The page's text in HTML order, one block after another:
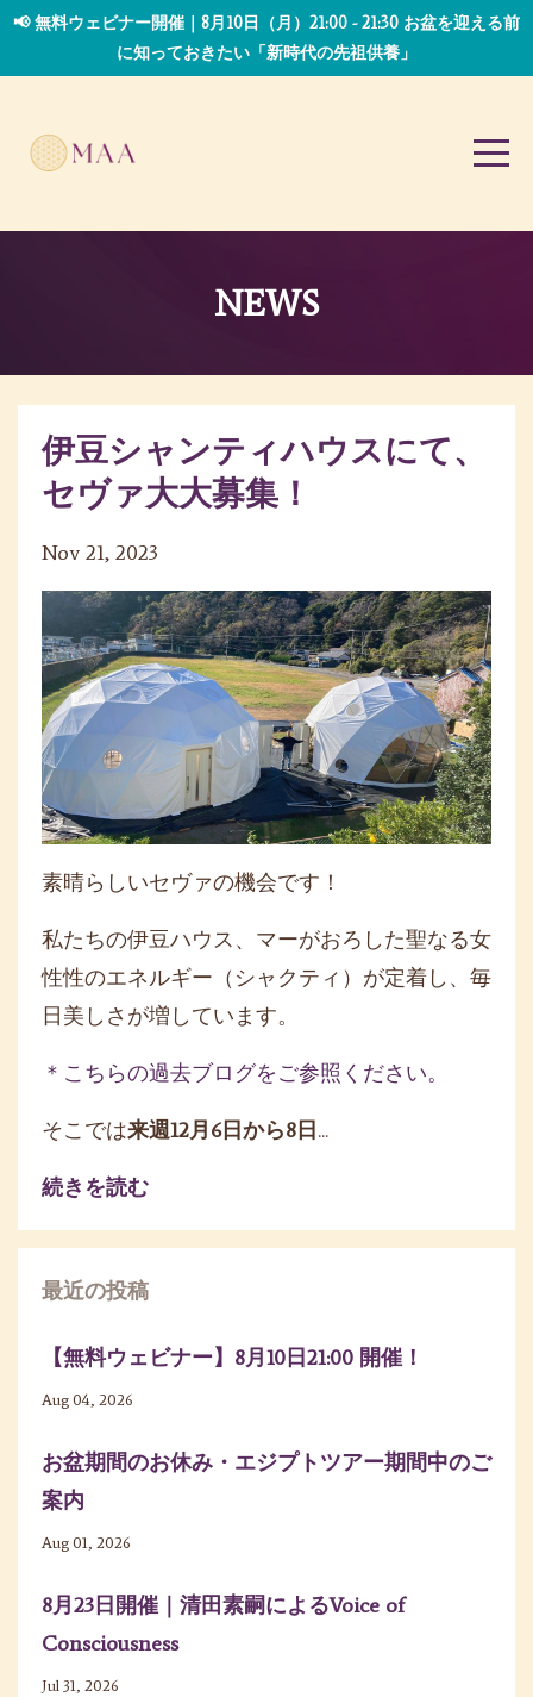
📢 無料ウェビナー開催｜8月10日（月）21:00 - 21:30 お盆を迎える前
に知っておきたい「新時代の先祖供養」
NEWS
伊豆シャンティハウスにて、
セヴァ大大募集！
Nov 21, 2023
素晴らしいセヴァの機会です！
私たちの伊豆ハウス、マーがおろした聖なる女
性性のエネルギー（シャクティ）が定着し、毎
日美しさが増しています。
＊こちらの過去ブログをご参照ください。
そこでは来週12月6日から8日...
続きを読む
最近の投稿
【無料ウェビナー】8月10日21:00 開催！
Aug 04, 2026
お盆期間のお休み・エジプトツアー期間中のご
案内
Aug 01, 2026
8月23日開催｜清田素嗣によるVoice of
Consciousness
Jul 31, 2026